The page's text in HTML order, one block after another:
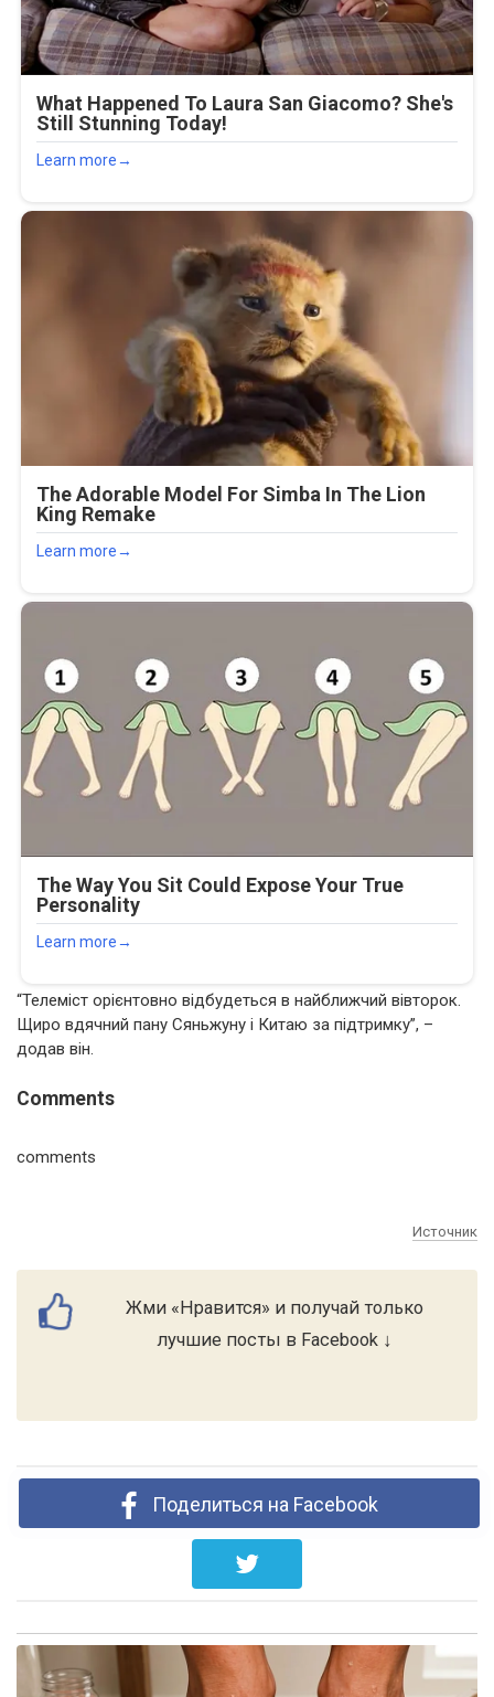
“Телеміст орієнтовно відбудеться в найближчий вівторок.
Щиро вдячний пану Сяньжуну і Китаю за підтримку”, –
додав він.
Comments
comments
Источник
Жми «Нравится» и получай только
лучшие посты в Facebook ↓
Поделиться на Facebook